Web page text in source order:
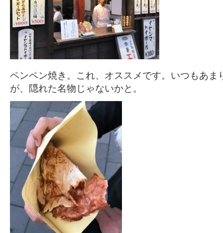
ペンペン焼き。これ、オススメです。いつもあま
が、隠れた名物じゃないかと。